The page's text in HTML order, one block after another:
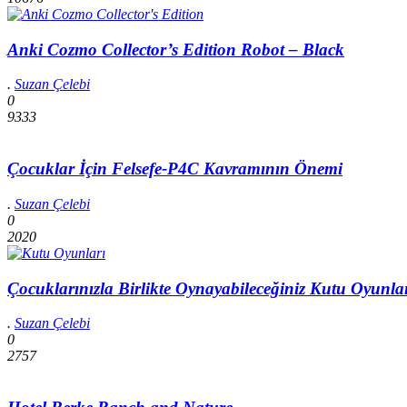
Anki Cozmo Collector’s Edition Robot – Black
. Suzan Çelebi
0
9333
Çocuklar İçin Felsefe-P4C Kavramının Önemi
. Suzan Çelebi
0
2020
Çocuklarınızla Birlikte Oynayabileceğiniz Kutu
. Suzan Çelebi
0
2757